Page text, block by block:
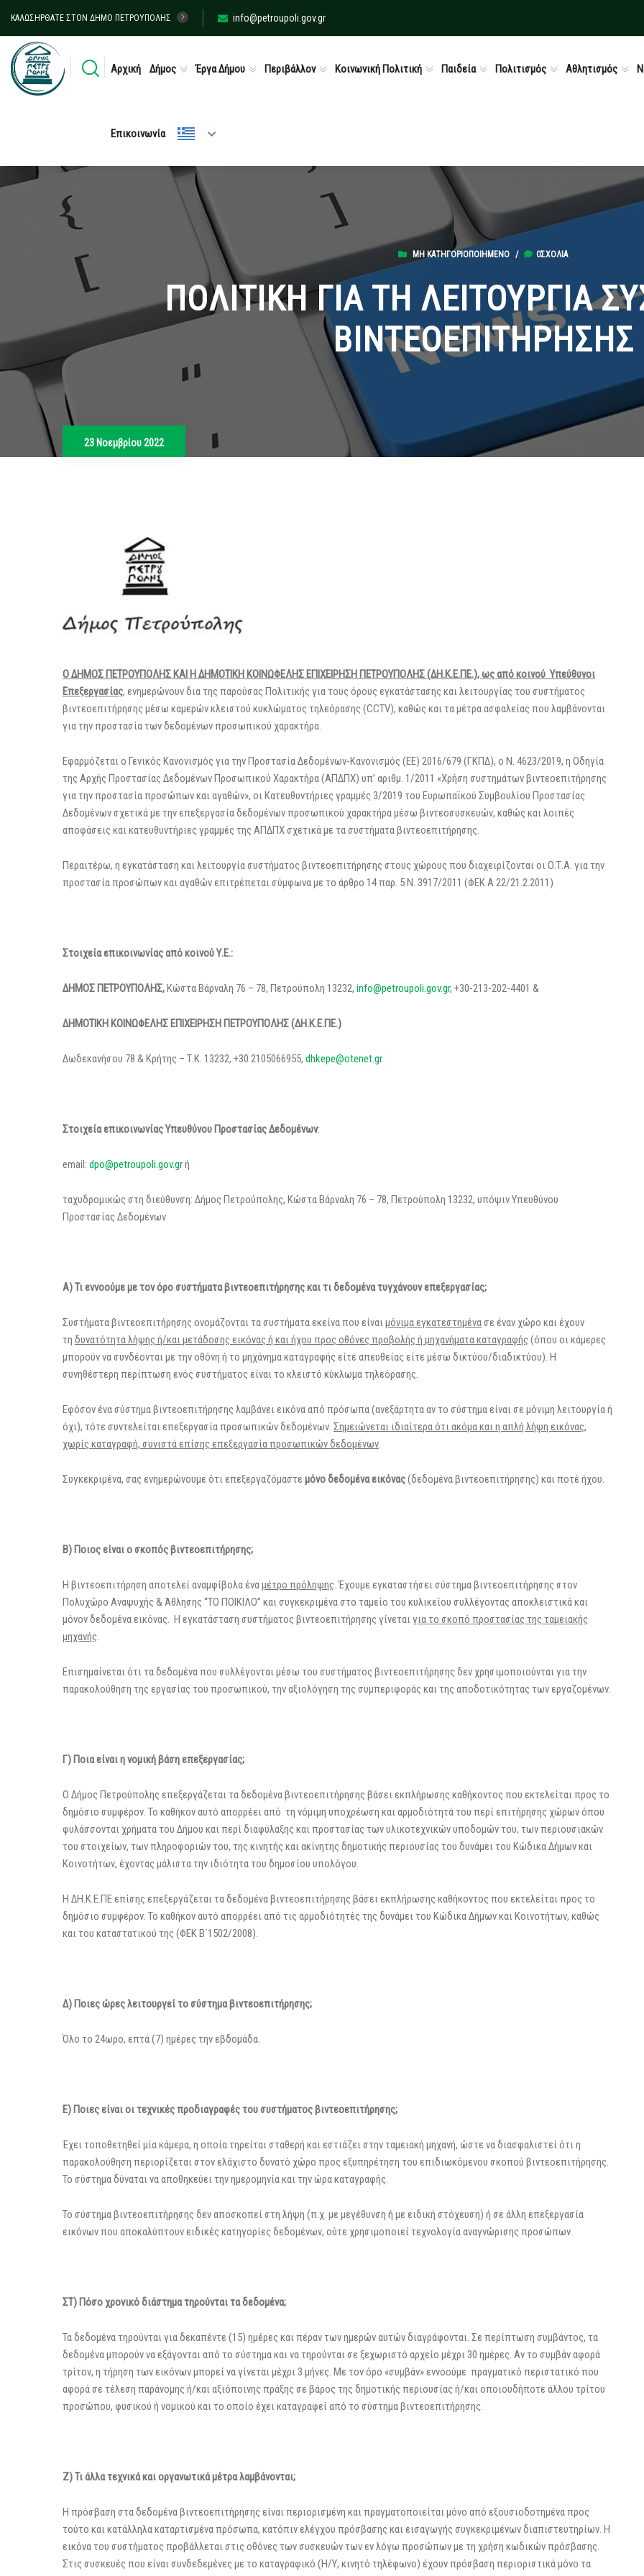
ΚΑΛΩΣΉΡΘΑΤΕ ΣΤΟΝ ΔΉΜΟ ΠΕΤΡΟΎΠΟΛΗΣ info@petroupoli.gov.gr
Αρχική Δήμος Έργα Δήμου Περιβάλλον Κοινωνική Πολιτική Παιδεία Πολιτισμός Αθλητισμός
Επικοινωνία
ΜΗ ΚΑΤΗΓΟΡΙΟΠΟΙΗΜΈΝΟ / 0ΣΧΌΛΙΑ
ΠΟΛΙΤΙΚΗ ΓΙΑ ΤΗ ΛΕΙΤΟΥΡΓΙΑ
ΒΙΝΤΕΟΕΠΙΤΗΡΗΣΗΣ
23 Νοεμβρίου 2022
Ο ΔΗΜΟΣ ΠΕΤΡΟΥΠΟΛΗΣ ΚΑΙ Η ΔΗΜΟΤΙΚΗ ΚΟΙΝΩΦΕΛΗΣ ΕΠΙΧΕΙΡΗΣΗ ΠΕΤΡΟΥΠΟΛΗΣ (ΔΗ.Κ.Ε.ΠΕ.), ως από κοινού Υπεύθυνοι
Επεξεργασίας, ενημερώνουν δια της παρούσας Πολιτικής για τους όρους εγκατάστασης και λειτουργίας του συστήματος
βιντεοεπιτήρησης μέσω καμερών κλειστού κυκλώματος τηλεόρασης (CCTV), καθώς και τα μέτρα ασφαλείας που λαμβάνονται
για την προστασία των δεδομένων προσωπικού χαρακτήρα.
Εφαρμόζεται ο Γενικός Κανονισμός για την Προστασία Δεδομένων-Κανονισμός (ΕΕ) 2016/679 (ΓΚΠΔ), ο Ν. 4623/2019, η Οδηγία
της Αρχής Προστασίας Δεδομένων Προσωπικού Χαρακτήρα (ΑΠΔΠΧ) υπ’ αριθμ. 1/2011 «Χρήση συστημάτων βιντεοεπιτήρησης
για την προστασία προσώπων και αγαθών», οι Κατευθυντήριες γραμμές 3/2019 του Ευρωπαϊκού Συμβουλίου Προστασίας
Δεδομένων σχετικά με την επεξεργασία δεδομένων προσωπικού χαρακτήρα μέσω βιντεοσυσκευών, καθώς και λοιπές
αποφάσεις και κατευθυντήριες γραμμές της ΑΠΔΠΧ σχετικά με τα συστήματα βιντεοεπιτήρησης.
Περαιτέρω, η εγκατάσταση και λειτουργία συστήματος βιντεοεπιτήρησης στους χώρους που διαχειρίζονται οι Ο.Τ.Α. για την
προστασία προσώπων και αγαθών επιτρέπεται σύμφωνα με το άρθρο 14 παρ. 5 Ν. 3917/2011 (ΦΕΚ Α 22/21.2.2011)
Στοιχεία επικοινωνίας από κοινού Υ.Ε.:
ΔΗΜΟΣ ΠΕΤΡΟΥΠΟΛΗΣ,Κώστα Βάρναλη 76 – 78, Πετρούπολη 13232, info@petroupoli.gov.gr, +30-213-202-4401 &
ΔΗΜΟΤΙΚΗ ΚΟΙΝΩΦΕΛΗΣ ΕΠΙΧΕΙΡΗΣΗ ΠΕΤΡΟΥΠΟΛΗΣ (ΔΗ.Κ.Ε.ΠΕ.)
Δωδεκανήσου 78 & Κρήτης – Τ.Κ. 13232, +30 2105066955, dhkepe@otenet.gr
Στοιχεία επικοινωνίας Υπευθύνου Προστασίας Δεδομένων:
email: dpo@petroupoli.gov.grή
ταχυδρομικώς στη διεύθυνση: Δήμος Πετρούπολης, Κώστα Βάρναλη 76 – 78, Πετρούπολη 13232, υπόψιν Υπευθύνου
Προστασίας Δεδομένων
Α) Τι εννοούμε με τον όρο συστήματα βιντεοεπιτήρησης και τι δεδομένα τυγχάνουν επεξεργασίας;
Συστήματα βιντεοεπιτήρησης ονομάζονται τα συστήματα εκείνα που είναιμόνιμα εγκατεστημένασε έναν χώρο και έχουν
τη δυνατότητα λήψης ή/και μετάδοσης εικόνας ή και ήχου προς οθόνες προβολής ή μηχανήματα καταγραφής (όπου οι κάμερες
μπορούν να συνδέονται με την οθόνη ή το μηχάνημα καταγραφής είτε απευθείας είτε μέσω δικτύου/διαδικτύου). Η
συνηθέστερη περίπτωση ενός συστήματος είναι το κλειστό κύκλωμα τηλεόρασης.
Εφόσον ένα σύστημα βιντεοεπιτήρησης λαμβάνει εικόνα από πρόσωπα (ανεξάρτητα αν το σύστημα είναι σε μόνιμη λειτουργία ή
όχι), τότε συντελείται επεξεργασία προσωπικών δεδομένων. Σημειώνεται ιδιαίτερα ότι ακόμα και η απλή λήψη εικόνας,
χωρίς καταγραφή, συνιστά επίσης επεξεργασία προσωπικών δεδομένων.
Συγκεκριμένα, σας ενημερώνουμε ότι επεξεργαζόμαστε μόνο δεδομένα εικόνας(δεδομένα βιντεοεπιτήρησης) και ποτέ ήχου.
Β) Ποιος είναι ο σκοπός βιντεοεπιτήρησης;
Η βιντεοεπιτήρηση αποτελεί αναμφίβολα έναμέτρο πρόληψης. Έχουμε εγκαταστήσει σύστημα βιντεοεπιτήρησης στον
Πολυχώρο Αναψυχής & Άθλησης “ΤΟ ΠΟΙΚΙΛΟ” και συγκεκριμένα στο ταμείο του κυλικείου συλλέγοντας αποκλειστικά και
μόνον δεδομένα εικόνας. Η εγκατάσταση συστήματος βιντεοεπιτήρησης γίνεταιγια το σκοπό προστασίας της ταμειακής
μηχανής.
Επισημαίνεται ότι τα δεδομένα που συλλέγονται μέσω του συστήματος βιντεοεπιτήρησης δεν χρησιμοποιούνται για την
παρακολούθηση της εργασίας του προσωπικού, την αξιολόγηση της συμπεριφοράς και της αποδοτικότητας των εργαζομένων.
Γ) Ποια είναι η νομική βάση επεξεργασίας;
Ο Δήμος Πετρούπολης επεξεργάζεται τα δεδομένα βιντεοεπιτήρησης βάσει εκπλήρωσης καθήκοντος που εκτελείται προς το
δημόσιο συμφέρον. Το καθήκον αυτό απορρέει από τη νόμιμη υποχρέωση και αρμοδιότητά του περί επιτήρησης χώρων όπου
φυλάσσονται χρήματα του Δήμου και περί διαφύλαξης και προστασίας των υλικοτεχνικών υποδομών του, των περιουσιακών
του στοιχείων, των πληροφοριών του, της κινητής και ακίνητης δημοτικής περιουσίας του δυνάμει του Κώδικα Δήμων και
Κοινοτήτων, έχοντας μάλιστα την ιδιότητα του δημοσίου υπολόγου.
Η ΔΗ.Κ.Ε.ΠΕ επίσης επεξεργάζεται τα δεδομένα βιντεοεπιτήρησης βάσει εκπλήρωσης καθήκοντος που εκτελείται προς το
δημόσιο συμφέρον. Το καθήκον αυτό απορρέει από τις αρμοδιότητές της δυνάμει του Κώδικα Δήμων και Κοινοτήτων, καθώς
και του καταστατικού της (ΦΕΚ Β΄1502/2008).
Δ) Ποιες ώρες λειτουργεί το σύστημα βιντεοεπιτήρησης;
Όλο το 24ωρο, επτά (7) ημέρες την εβδομάδα.
Ε) Ποιες είναι οι τεχνικές προδιαγραφές του συστήματος βιντεοεπιτήρησης;
Έχει τοποθετηθεί μία κάμερα, η οποία τηρείται σταθερή και εστιάζει στην ταμειακή μηχανή, ώστε να διασφαλιστεί ότι η
παρακολούθηση περιορίζεται στον ελάχιστο δυνατό χώρο προς εξυπηρέτηση του επιδιωκόμενου σκοπού βιντεοεπιτήρησης.
Το σύστημα δύναται να αποθηκεύει την ημερομηνία και την ώρα καταγραφής.
Το σύστημα βιντεοεπιτήρησης δεν αποσκοπεί στη λήψη (π.χ. με μεγέθυνση ή με ειδική στόχευση) ή σε άλλη επεξεργασία
εικόνων που αποκαλύπτουν ειδικές κατηγορίες δεδομένων, ούτε χρησιμοποιεί τεχνολογία αναγνώρισης προσώπων.
ΣΤ) Πόσο χρονικό διάστημα τηρούνται τα δεδομένα;
Τα δεδομένα τηρούνται για δεκαπέντε (15) ημέρες και πέραν των ημερών αυτών διαγράφονται. Σε περίπτωση συμβάντος, τα
δεδομένα μπορούν να εξάγονται από το σύστημα και να τηρούνται σε ξεχωριστό αρχείο μέχρι 30 ημέρες. Αν το συμβάν αφορά
τρίτον, η τήρηση των εικόνων μπορεί να γίνεται μέχρι 3 μήνες. Με τον όρο «συμβάν» εννοούμε πραγματικό περιστατικό που
αφορά σε τέλεση παράνομης ή/και αξιόποινης πράξης σε βάρος της δημοτικής περιουσίας ή/και οποιουδήποτε άλλου τρίτου
προσώπου, φυσικού ή νομικού και το οποίο έχει καταγραφεί από το σύστημα βιντεοεπιτήρησης.
Ζ) Τι άλλα τεχνικά και οργανωτικά μέτρα λαμβάνονται;
Η πρόσβαση στα δεδομένα βιντεοεπιτήρησης είναι περιορισμένη και πραγματοποιείται μόνο από εξουσιοδοτημένα προς
τούτο και κατάλληλα καταρτισμένα πρόσωπα, κατόπιν ελέγχου πρόσβασης και εισαγωγής συγκεκριμένων διαπιστευτηρίων. Η
εικόνα του συστήματος προβάλλεται στις οθόνες των συσκευών των εν λόγω προσώπων με τη χρήση κωδικών πρόσβασης.
Στις συσκευές που είναι συνδεδεμένες με το καταγραφικό (Η/Υ, κινητό τηλέφωνο) έχουν πρόσβαση περιοριστικά μόνο τα